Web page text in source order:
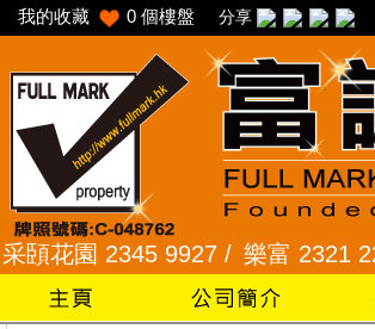
我的收藏 0 個樓盤 分享
園 2345 9927 /樂富 2321 2287 /